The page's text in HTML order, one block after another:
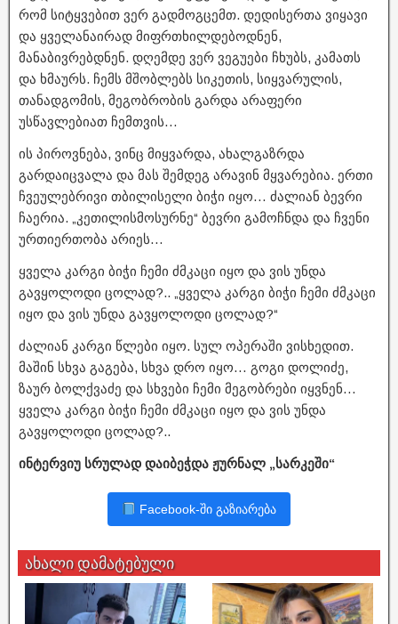
რომ სიტყვებით ვერ გადმოგცემთ. დედისერთა ვიყავი
და ყველანაირად მიფრთხილდებოდნენ,
მანაბივრებდნენ. დღემდე ვერ ვეგუები ჩხუბს, კამათს
და ხმაურს. ჩემს მშობლებს სიკეთის, სიყვარულის,
თანადგომის, მეგობრობის გარდა არაფერი
უსწავლებიათ ჩემთვის…
ის პიროვნება, ვინც მიყვარდა, ახალგაზრდა
გარდაიცვალა და მას შემდეგ არავინ მყვარებია. ერთი
ჩვეულებრივი თბილისელი ბიჭი იყო… ძალიან ბევრი
ჩაერია. „კეთილისმოსურნე“ ბევრი გამოჩნდა და ჩვენი
ურთიერთობა არიეს…
ყველა კარგი ბიჭი ჩემი ძმკაცი იყო და ვის უნდა
გავყოლოდი ცოლად?.. „ყველა კარგი ბიჭი ჩემი ძმკაცი
იყო და ვის უნდა გავყოლოდი ცოლად?“
ძალიან კარგი წლები იყო. სულ ოპერაში ვისხედით.
მაშინ სხვა გაგება, სხვა დრო იყო… გოგი დოლიძე,
ზაურ ბოლქვაძე და სხვები ჩემი მეგობრები იყვნენ…
ყველა კარგი ბიჭი ჩემი ძმკაცი იყო და ვის უნდა
გავყოლოდი ცოლად?..
ინტერვიუ სრულად დაიბეჭდა ჟურნალ „სარკეში“
Facebook-ში გაზიარება
ახალი დამატებული